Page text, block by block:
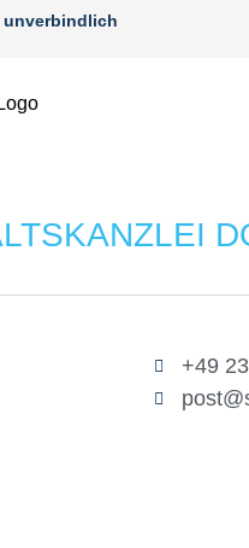
unverbindlich
+49